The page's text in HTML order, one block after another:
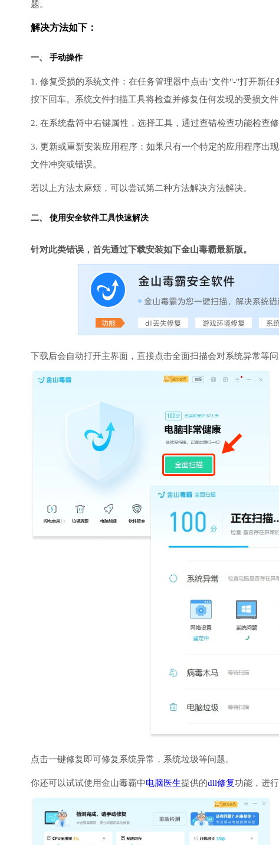
题。
解决方法如下：
一、 手动操作
1. 修复受损的系统文件：在任务管理器中点击"文件"-"打开新
按下回车。系统文件扫描工具将检查并修复任何发现的受损文
2. 在系统盘符中右键属性，选择工具，通过查错检查功能检查修
3. 更新或重新安装应用程序：如果只有一个特定的应用程序出
文件冲突或错误。
若以上方法太麻烦，可以尝试第二种方法解决方法解决。
二、 使用安全软件工具快速解决
针对此类错误，首先通过下载安装如下金山毒霸最新版。
下载后会自动打开主界面，直接点击全面扫描会对系统异常等问
点击一键修复即可修复系统异常，系统垃圾等问题。
你还可以试试使用金山毒霸中电脑医生提供的dll修复功能，进